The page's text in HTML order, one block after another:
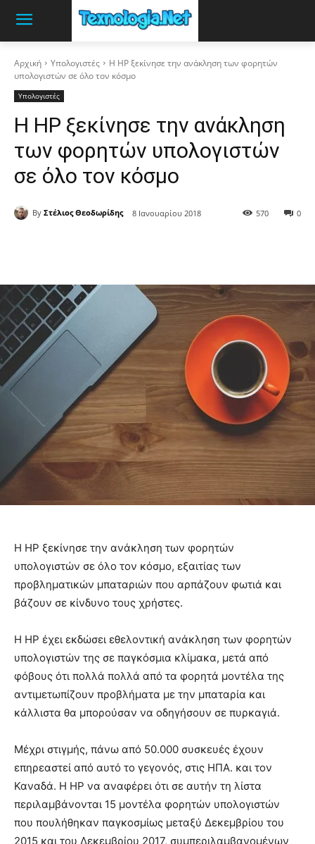
Αρχική Υπολογιστές
Η HP ξεκίνησε την ανάκληση των φορητών
υπολογιστών σε όλο τον κόσμο
Υπολογιστές
Η HP ξεκίνησε την ανάκληση
των φορητών υπολογιστών
σε όλο τον κόσμο
By Στέλιος Θεοδωρίδης 8 Ιανουαρίου 2018 0
570
Η HP ξεκίνησε την ανάκληση των φορητών
υπολογιστών σε όλο τον κόσμο, εξαιτίας των
προβληματικών μπαταριών που αρπάζουν φωτιά και
βάζουν σε κίνδυνο τους χρήστες.
Η HP έχει εκδώσει εθελοντική ανάκληση των φορητών
υπολογιστών της σε παγκόσμια κλίμακα, μετά από
φόβους ότι πολλά πολλά από τα φορητά μοντέλα της
αντιμετωπίζουν προβλήματα με την μπαταρία και
κάλλιστα θα μπορούσαν να οδηγήσουν σε πυρκαγιά.
Μέχρι στιγμής, πάνω από 50.000 συσκευές έχουν
επηρεαστεί από αυτό το γεγονός, στις ΗΠΑ. και τον
Καναδά. Η HP να αναφέρει ότι σε αυτήν τη λίστα
περιλαμβάνονται 15 μοντέλα φορητών υπολογιστών
που πουλήθηκαν παγκοσμίως μεταξύ Δεκεμβρίου του
2015 και του Δεκεμβρίου 2017, συμπεριλαμβανομένων